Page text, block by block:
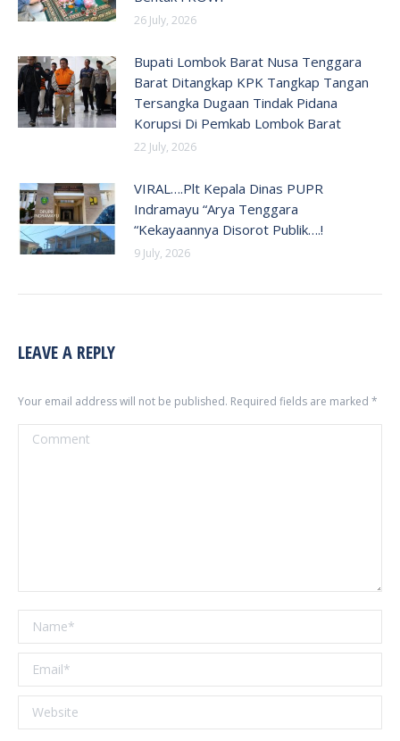
26 July, 2026
Bupati Lombok Barat Nusa Tenggara
Barat Ditangkap KPK Tangkap Tangan
Tersangka Dugaan Tindak Pidana
Korupsi Di Pemkab Lombok Barat
22 July, 2026
VIRAL….Plt Kepala Dinas PUPR
Indramayu “Arya Tenggara
“Kekayaannya Disorot Publik….!
9 July, 2026
LEAVE A REPLY
Your email address will not be published. Required fields are marked *
Comment
Name *
Email *
Website